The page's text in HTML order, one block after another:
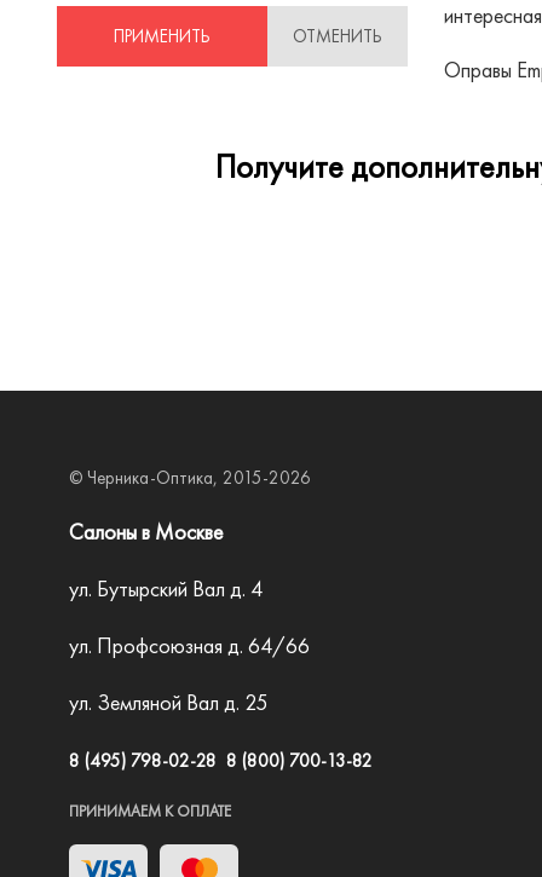
Marc Jacobs
Matsuda
Nifties
Pierre Cardin
Polaroid
Revlon
Trussardi
Orgreen
Roberto Cavalli
ПРИМЕНИТЬ ОТМЕНИТЬ
Оправы
Получите
© Черника-Оптика, 2015-2026
Салоны в Москве
ул. Бутырский Вал д. 4
ул. Профсоюзная д. 64/66
ул. Земляной Вал д. 25
8 (495) 798-02-28 8 (800) 700-13-82
ПРИНИМАЕМ К ОПЛАТЕ